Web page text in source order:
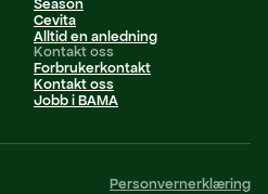
Season
Cevita
Alltid en anledning
Kontakt oss
Forbrukerkontakt
Kontakt oss
Jobb i BAMA
Personvernerklæring